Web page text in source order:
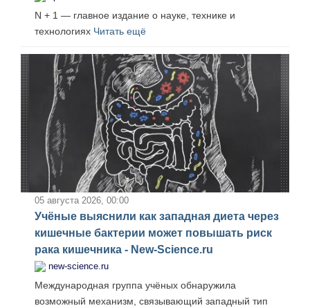
N + 1 — главное издание о науке, технике и
технологиях Читать ещё
05 августа 2026, 00:00
Учёные выяснили как западная диета через
кишечные бактерии может повышать риск
рака кишечника - New-Science.ru
new-science.ru
Международная группа учёных обнаружила
возможный механизм, связывающий западный тип